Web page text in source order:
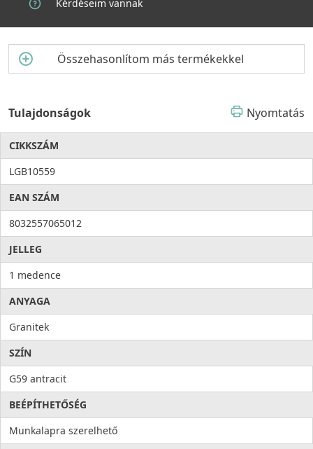
Kérdéseim vannak
Összehasonlítom más termékekkel
Tulajdonságok Nyomtatás
CIKKSZÁM
LGB10559
EAN SZÁM
8032557065012
JELLEG
1 medence
ANYAGA
Granitek
SZÍN
G59 antracit
BEÉPÍTHETŐSÉG
Munkalapra szerelhető